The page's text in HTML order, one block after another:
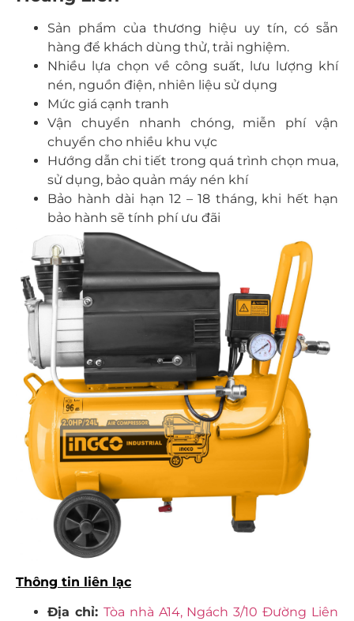
Sản phẩm của thương hiệu uy tín, có sẵn
hàng để khách dùng thử, trải nghiệm.
Nhiều lựa chọn về công suất, lưu lượng khí
nén, nguồn điện, nhiên liệu sử dụng
Mức giá cạnh tranh
Vận chuyển nhanh chóng, miễn phí vận
chuyển cho nhiều khu vực
Hướng dẫn chi tiết trong quá trình chọn mua,
sử dụng, bảo quản máy nén khí
Bảo hành dài hạn 12 – 18 tháng, khi hết hạn
bảo hành sẽ tính phí ưu đãi
Thông tin liên lạc
Địa chỉ: Tòa nhà A14, Ngách 3/10 Đường Liên